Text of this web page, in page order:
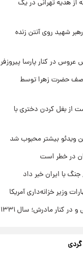
از هدیه تهرانی در یک
شهید روی آنتن زنده
عروس در کنار پارسا پیروزفر
وصف حضرت زهرا توسط
از بغل کردن دختری با
ویدئو بیشتر محبوب شد
در خطر است
با ایران خبر داد
وزیر خزانه‌داری آمریکا
کنار مادرش؛ سال ۱۳۳۱